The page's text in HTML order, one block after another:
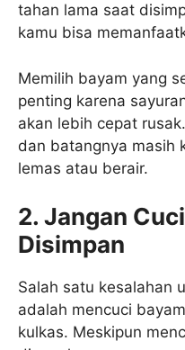
tahan lama saat
kamu bisa
Memilih bayam yang
penting karena
akan lebih cepat
dan batangnya masih
lemas atau berair.
2. Jangan
Disimpan
Salah satu kesalahan
adalah mencuci
kulkas. Meskipun